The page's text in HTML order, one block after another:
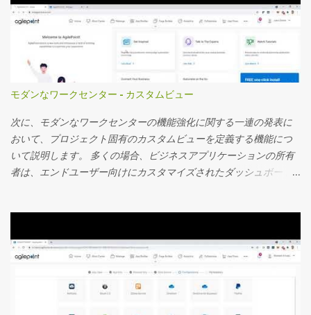
モダンなワークセンター - カスタムビュー
次に、モダンなワークセンターの機能強化に関する一連の発表に
おいて、プロジェクト固有のカスタムビューを定義する機能につ
いて説明します。 多くの場合、ビジネスアプリケーションの所有
者は、エンドユーザー向けにカスタマイズされたダッシュボード
様から非常に好評を博している別のビデオで取り上げました。 こ
のビデオでは、カスタムプロジェクト固有のビューを定義する方
法を見ていきます。 主要な機能の一部を次に記載します 事前定義
されたアプリフィルターを使用してカスタムビューを設定し、エ